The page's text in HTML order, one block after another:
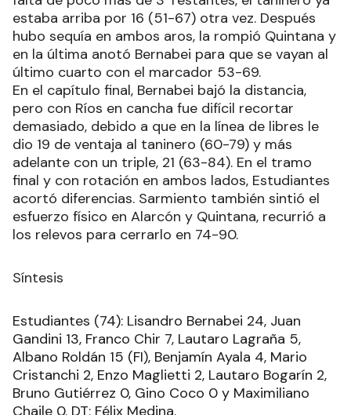
estaba arriba por 16 (51-67) otra vez. Después
hubo sequía en ambos aros, la rompió Quintana y
en la última anotó Bernabei para que se vayan al
último cuarto con el marcador 53-69.
En el capítulo final, Bernabei bajó la distancia,
pero con Ríos en cancha fue difícil recortar
demasiado, debido a que en la línea de libres le
dio 19 de ventaja al taninero (60-79) y más
adelante con un triple, 21 (63-84). En el tramo
final y con rotación en ambos lados, Estudiantes
acortó diferencias. Sarmiento también sintió el
esfuerzo físico en Alarcón y Quintana, recurrió a
los relevos para cerrarlo en 74-90.
Síntesis
Estudiantes (74): Lisandro Bernabei 24, Juan
Gandini 13, Franco Chir 7, Lautaro Lagraña 5,
Albano Roldán 15 (FI), Benjamín Ayala 4, Mario
Cristanchi 2, Enzo Maglietti 2, Lautaro Bogarín 2,
Bruno Gutiérrez 0, Gino Coco 0 y Maximiliano